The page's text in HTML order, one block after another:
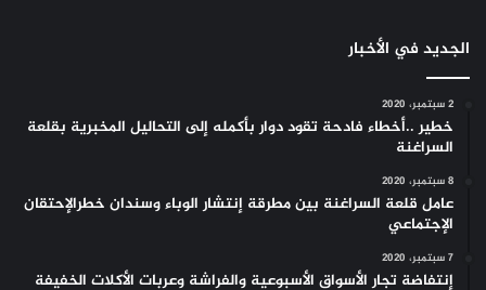
الجديد في الأخبار
2 سبتمبر، 2020
خطير ..أخطاء فادحة تقود دوار بأكمله إلى التحاليل المخبرية بقلعة
السراغنة
8 سبتمبر، 2020
عامل قلعة السراغنة بين مطرقة إنتشار الوباء وسندان خطرالإحتقان
الإجتماعي
7 سبتمبر، 2020
إنتفاضة تجار الأسواق الأسبوعية والفراشة وعربات الأكلات الخفيفة